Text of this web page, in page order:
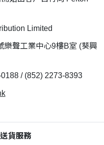
Limited
樂聲工業中心9樓B室 (葵興
/ (852) 2273-8393
送貨服務